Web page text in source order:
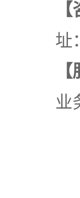
址
业